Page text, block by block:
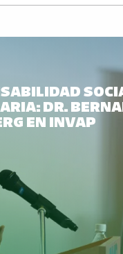
DR.
EN INVAP